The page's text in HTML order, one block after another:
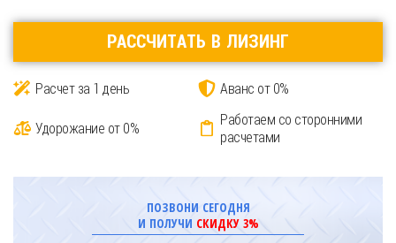
РАССЧИТАТЬ В ЛИЗИНГ
Расчет за 1 день Аванс от 0%
Удорожание от 0%
Работаем со сторонними
расчетами
ПОЗВОНИ СЕГОДНЯ
И ПОЛУЧИ СКИДКУ 3%